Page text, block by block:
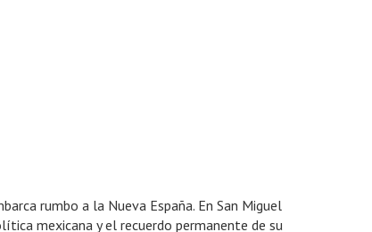
rumbo a la Nueva España. En San Miguel
mexicana y el recuerdo permanente de su